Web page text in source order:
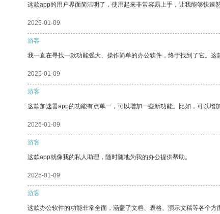
这款app的用户界面简洁明了，使用起来非常容易上手，让我能够快速熟
2025-01-09
游客
我一直在寻找一款功能强大、操作简单的办公软件，终于找到了它。
2025-01-09
游客
这款加速器app的功能有点单一，可以增加一些新功能。比如，可以增
2025-01-09
游客
这款app就像我的私人助理，随时随地为我的办公提供帮助。
2025-01-09
游客
这款办公软件的功能非常全面，涵盖了文档、表格、演示文稿等各个方